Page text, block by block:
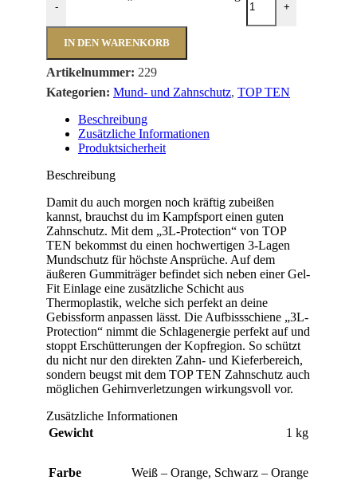
- +
IN DEN WARENKORB
Artikelnummer: 229
Kategorien: Mund- und Zahnschutz, TOP TEN
Beschreibung
Zusätzliche Informationen
Produktsicherheit
Beschreibung
Damit du auch morgen noch kräftig zubeißen
kannst, brauchst du im Kampfsport einen guten
Zahnschutz. Mit dem „3L-Protection“ von TOP
TEN bekommst du einen hochwertigen 3-Lagen
Mundschutz für höchste Ansprüche. Auf dem
äußeren Gummiträger befindet sich neben einer Gel-
Fit Einlage eine zusätzliche Schicht aus
Thermoplastik, welche sich perfekt an deine
Gebissform anpassen lässt. Die Aufbissschiene „3L-
Protection“ nimmt die Schlagenergie perfekt auf und
stoppt Erschütterungen der Kopfregion. So schützt
du nicht nur den direkten Zahn- und Kieferbereich,
sondern beugst mit dem TOP TEN Zahnschutz auch
möglichen Gehirnverletzungen wirkungsvoll vor.
Zusätzliche Informationen
Gewicht
1 kg
Farbe Weiß – Orange, Schwarz – Orange